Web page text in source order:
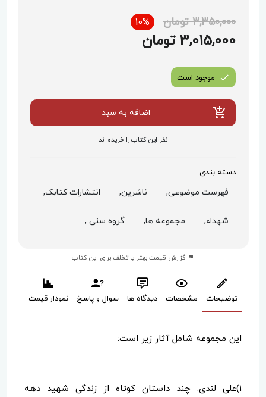
3,350,000 تومان 10%
3,015,000 تومان
موجود است
اضافه به سبد
نفر این کتاب را خریده اند
دسته بندی:
فهرست موضوعی, ناشرین, انتشارات کتابک,
شهداء, مجموعه ها, گروه سنی ,
گزارش قیمت بهتر یا تخلف برای این کتاب
توضیحات مشخصات دیدگاه ها سوال و پاسخ نمودار قیمت
این مجموعه شامل آثار زیر است:
۱)علی لندی: چند داستان کوتاه از زندگی شهید دهه